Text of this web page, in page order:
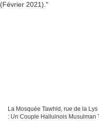
La Mosquée Tawhid, rue de la
: Un Couple Halluinois Musulman